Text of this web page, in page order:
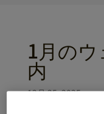
1月の
内
12月 25, 2025